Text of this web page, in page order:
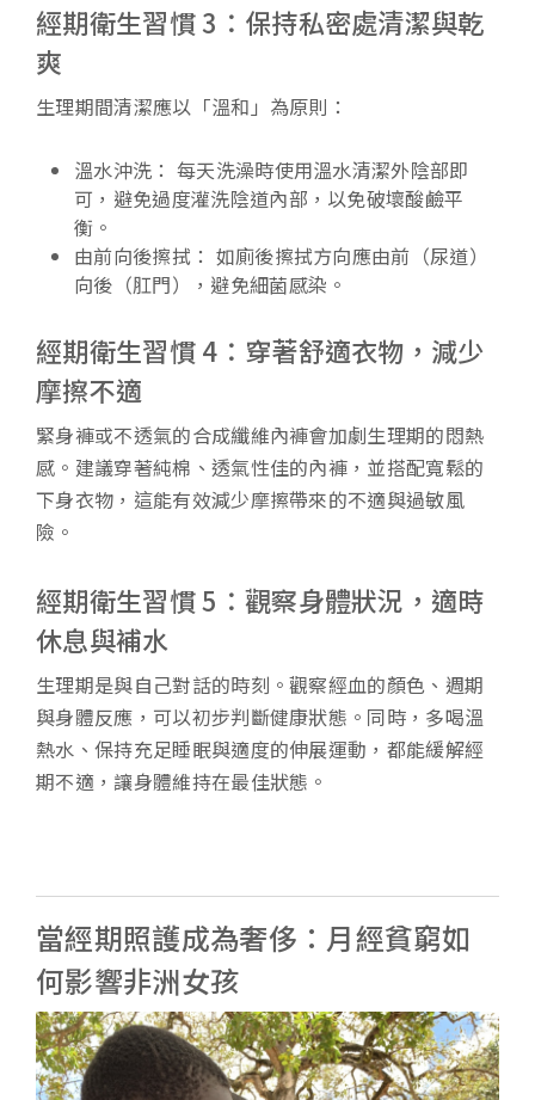
經期衛生習慣 3：保持私密處清潔與乾
爽
生理期間清潔應以「溫和」為原則：
溫水沖洗： 每天洗澡時使用溫水清潔外陰部即
可，避免過度灌洗陰道內部，以免破壞酸鹼平
衡。
由前向後擦拭： 如廁後擦拭方向應由前（尿道）
向後（肛門），避免細菌感染。
經期衛生習慣 4：穿著舒適衣物，減少
摩擦不適
緊身褲或不透氣的合成纖維內褲會加劇生理期的悶熱
感。建議穿著純棉、透氣性佳的內褲，並搭配寬鬆的
下身衣物，這能有效減少摩擦帶來的不適與過敏風
險。
經期衛生習慣 5：觀察身體狀況，適時
休息與補水
生理期是與自己對話的時刻。觀察經血的顏色、週期
與身體反應，可以初步判斷健康狀態。同時，多喝溫
熱水、保持充足睡眠與適度的伸展運動，都能緩解經
期不適，讓身體維持在最佳狀態。
當經期照護成為奢侈：月經貧窮如
何影響非洲女孩